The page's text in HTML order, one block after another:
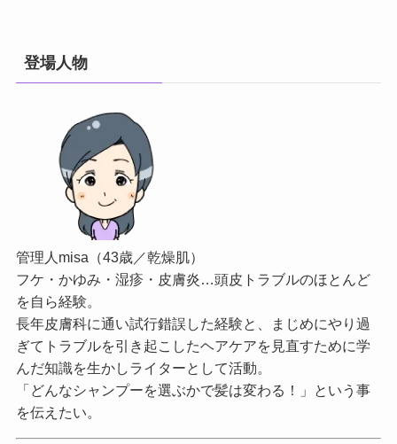
登場人物
管理人misa（43歳／乾燥肌）
フケ・かゆみ・湿疹・皮膚炎…頭皮トラブルのほとんど
を自ら経験。
長年皮膚科に通い試行錯誤した経験と、まじめにやり過
ぎてトラブルを引き起こしたヘアケアを見直すために学
んだ知識を生かしライターとして活動。
「どんなシャンプーを選ぶかで髪は変わる！」という事
を伝えたい。